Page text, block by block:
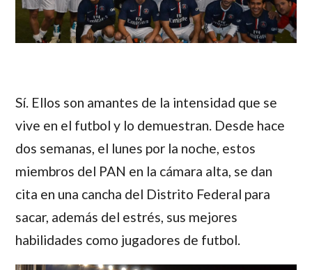
Sí. Ellos son amantes de la intensidad que se
vive en el futbol y lo demuestran. Desde hace
dos semanas, el lunes por la noche, estos
miembros del PAN en la cámara alta, se dan
cita en una cancha del Distrito Federal para
sacar, además del estrés, sus mejores
habilidades como jugadores de futbol.